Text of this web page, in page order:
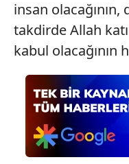
6698 sayılı Kişisel
hazırlanmış
almak için lütfen
insan
takdirde Allah
kabul olacağının